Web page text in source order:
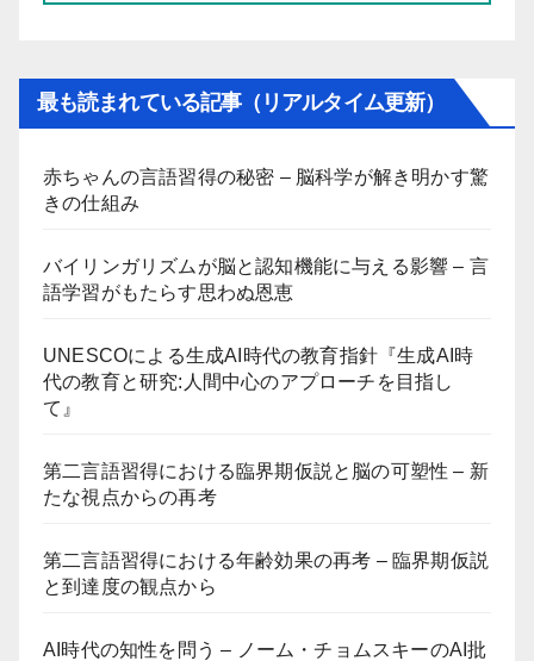
最も読まれている記事（リアルタイム更新）
赤ちゃんの言語習得の秘密 – 脳科学が解き明かす驚
きの仕組み
バイリンガリズムが脳と認知機能に与える影響 – 言
語学習がもたらす思わぬ恩恵
UNESCOによる生成AI時代の教育指針『生成AI時
代の教育と研究:人間中心のアプローチを目指し
て』
第二言語習得における臨界期仮説と脳の可塑性 – 新
たな視点からの再考
第二言語習得における年齢効果の再考 – 臨界期仮説
と到達度の観点から
AI時代の知性を問う – ノーム・チョムスキーのAI批